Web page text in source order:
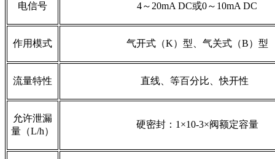
电信号 4～20mA DC或0～10mA DC
作用模式 气开式（K）型、气关式（B）型
流量特性 直线、等百分比、快开性
允许泄漏
量（L/h）
硬密封：1×10-3×阀额定容量